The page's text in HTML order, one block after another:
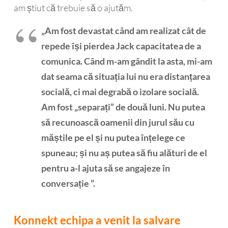
am știut că trebuie să o ajutăm.
„Am fost devastat când am realizat cât de
repede își pierdea Jack capacitatea de a
comunica. Când m-am gândit la asta, mi-am
dat seama că situația lui nu era distanțarea
socială, ci mai degrabă o izolare socială.
Am fost „separați” de două luni. Nu putea
să recunoască oamenii din jurul său cu
măștile pe el și nu putea înțelege ce
spuneau; și nu aș putea să fiu alături de el
pentru a-l ajuta să se angajeze în
conversație ”.
Konnekt echipa a venit la salvare